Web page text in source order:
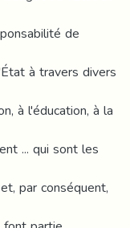
de
à travers divers
à l'éducation, à la
... qui sont les
par conséquent,